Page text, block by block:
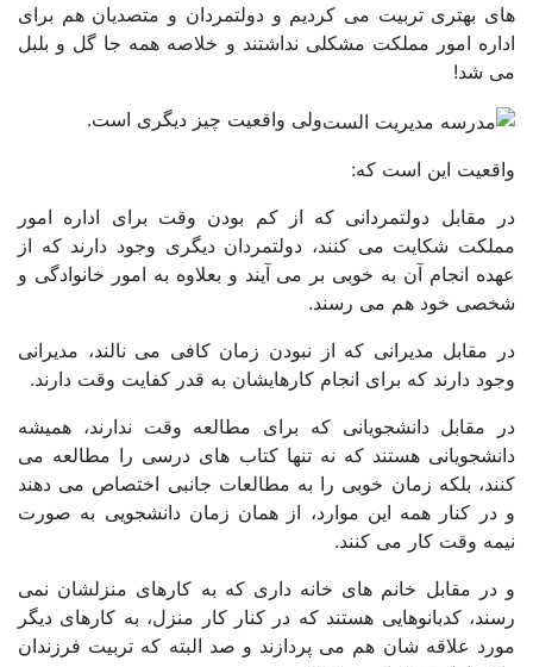
بهتری تربیت می کردیم و دولتمردان و متصدیان هم برای
امور مملکت مشکلی نداشتند و خلاصه همه جا گل و بلبل
شد!
ولی واقعیت چیز دیگری است.
این است که:
مقابل دولتمردانی که از کم بودن وقت برای اداره امور
شکایت می کنند، دولتمردان دیگری وجود دارند که از
انجام آن به خوبی بر می آیند و بعلاوه به امور خانوادگی و
خود هم می رسند.
مقابل مدیرانی که از نبودن زمان کافی می نالند، مدیرانی
دارند که برای انجام کارهایشان به قدر کفایت وقت دارند.
مقابل دانشجویانی که برای مطالعه وقت ندارند، همیشه
هستند که نه تنها کتاب های درسی را مطالعه می
بلکه زمان خوبی را به مطالعات جانبی اختصاص می دهند
کنار همه این موارد، از همان زمان دانشجویی به صورت
وقت کار می کنند.
مقابل خانم های خانه داری که به کارهای منزلشان نمی
کدبانوهایی هستند که در کنار کار منزل، به کارهای دیگر
علاقه شان هم می پردازند و صد البته که تربیت فرزندان